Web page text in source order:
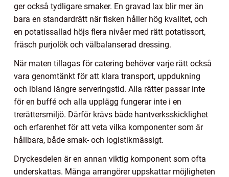
ger också tydligare smaker. En gravad lax blir mer än
bara en standardrätt när fisken håller hög kvalitet, och
en potatissallad höjs flera nivåer med rätt potatissort,
fräsch purjolök och välbalanserad dressing.
När maten tillagas för catering behöver varje rätt också
vara genomtänkt för att klara transport, uppdukning
och ibland längre serveringstid. Alla rätter passar inte
för en buffé och alla upplägg fungerar inte i en
trerättersmiljö. Därför krävs både hantverksskicklighet
och erfarenhet för att veta vilka komponenter som är
hållbara, både smak- och logistikmässigt.
Dryckesdelen är en annan viktig komponent som ofta
underskattas. Många arrangörer uppskattar möjligheten